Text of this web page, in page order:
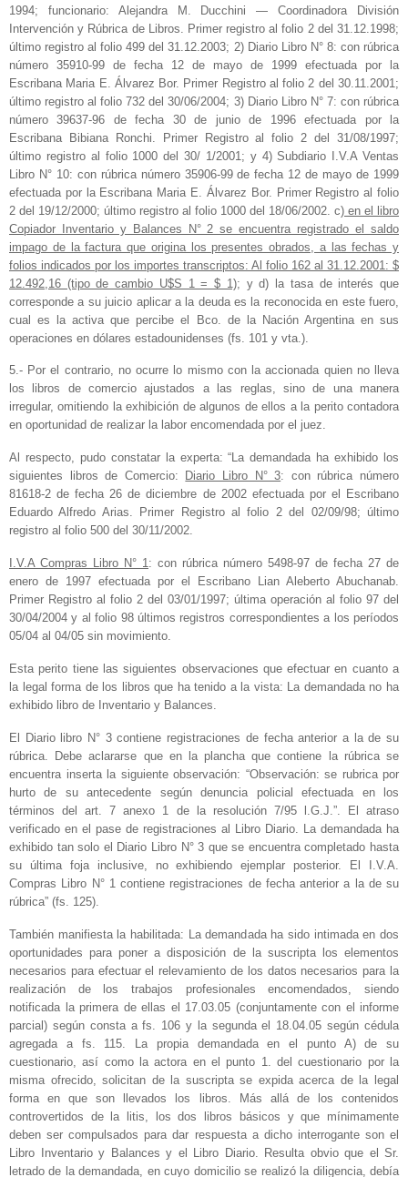
1994; funcionario: Alejandra M. Ducchini — Coordinadora División
Intervención y Rúbrica de Libros. Primer registro al folio 2 del 31.12.1998;
último registro al folio 499 del 31.12.2003; 2) Diario Libro N° 8: con rúbrica
número 35910-99 de fecha 12 de mayo de 1999 efectuada por la
Escribana Maria E. Álvarez Bor. Primer Registro al folio 2 del 30.11.2001;
último registro al folio 732 del 30/06/2004; 3) Diario Libro N° 7: con rúbrica
número 39637-96 de fecha 30 de junio de 1996 efectuada por la
Escribana Bibiana Ronchi. Primer Registro al folio 2 del 31/08/1997;
último registro al folio 1000 del 30/ 1/2001; y 4) Subdiario I.V.A Ventas
Libro N° 10: con rúbrica número 35906-99 de fecha 12 de mayo de 1999
efectuada por la Escribana Maria E. Álvarez Bor. Primer Registro al folio
2 del 19/12/2000; último registro al folio 1000 del 18/06/2002. c) en el libro
Copiador Inventario y Balances N° 2 se encuentra registrado el saldo
impago de la factura que origina los presentes obrados, a las fechas y
folios indicados por los importes transcriptos: Al folio 162 al 31.12.2001: $
12.492,16 (tipo de cambio U$S 1 = $ 1); y d) la tasa de interés que
corresponde a su juicio aplicar a la deuda es la reconocida en este fuero,
cual es la activa que percibe el Bco. de la Nación Argentina en sus
operaciones en dólares estadounidenses (fs. 101 y vta.).
5.- Por el contrario, no ocurre lo mismo con la accionada quien no lleva
los libros de comercio ajustados a las reglas, sino de una manera
irregular, omitiendo la exhibición de algunos de ellos a la perito contadora
en oportunidad de realizar la labor encomendada por el juez.
Al respecto, pudo constatar la experta: “La demandada ha exhibido los
siguientes libros de Comercio:
Diario Libro N° 3: con rúbrica número
81618-2 de fecha 26 de diciembre de 2002 efectuada por el Escribano
Eduardo Alfredo Arias. Primer Registro al folio 2 del 02/09/98; último
registro al folio 500 del 30/11/2002.
I.V.A Compras Libro N° 1: con rúbrica número 5498-97 de fecha 27 de
enero de 1997 efectuada por el Escribano Lian Aleberto Abuchanab.
Primer Registro al folio 2 del 03/01/1997; última operación al folio 97 del
30/04/2004 y al folio 98 últimos registros correspondientes a los períodos
05/04 al 04/05 sin movimiento.
Esta perito tiene las siguientes observaciones que efectuar en cuanto a
la legal forma de los libros que ha tenido a la vista: La demandada no ha
exhibido libro de Inventario y Balances.
El Diario libro N° 3 contiene registraciones de fecha anterior a la de su
rúbrica. Debe aclararse que en la plancha que contiene la rúbrica se
encuentra inserta la siguiente observación: “Observación: se rubrica por
hurto de su antecedente según denuncia policial efectuada en los
términos del art. 7 anexo 1 de la resolución 7/95 l.G.J.”. El atraso
verificado en el pase de registraciones al Libro Diario. La demandada ha
exhibido tan solo el Diario Libro N° 3 que se encuentra completado hasta
su última foja inclusive, no exhibiendo ejemplar posterior. El I.V.A.
Compras Libro N° 1 contiene registraciones de fecha anterior a la de su
rúbrica” (fs. 125).
También manifiesta la habilitada: La demandada ha sido intimada en dos
oportunidades para poner a disposición de la suscripta los elementos
necesarios para efectuar el relevamiento de los datos necesarios para la
realización de los trabajos profesionales encomendados, siendo
notificada la primera de ellas el 17.03.05 (conjuntamente con el informe
parcial) según consta a fs. 106 y la segunda el 18.04.05 según cédula
agregada a fs. 115. La propia demandada en el punto A) de su
cuestionario, así como la actora en el punto 1. del cuestionario por la
misma ofrecido, solicitan de la suscripta se expida acerca de la legal
forma en que son llevados los libros. Más allá de los contenidos
controvertidos de la litis, los dos libros básicos y que mínimamente
deben ser compulsados para dar respuesta a dicho interrogante son el
Libro Inventario y Balances y el Libro Diario. Resulta obvio que el Sr.
letrado de la demandada, en cuyo domicilio se realizó la diligencia, debía